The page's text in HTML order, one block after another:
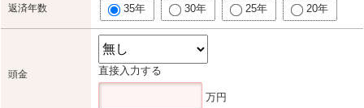
返済年数 35年 30年 25年 20年
頭金 直接入力する
万円